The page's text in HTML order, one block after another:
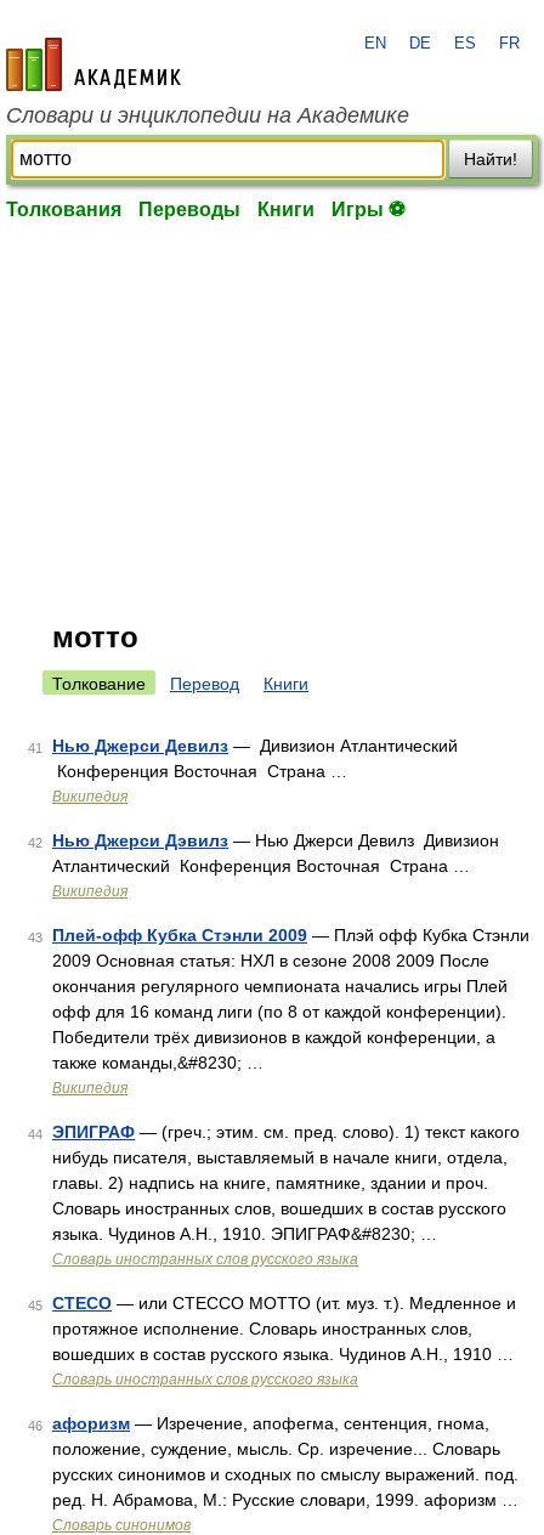
academic.ru
EN DE ES FR
Словари и энциклопедии на Академике
Найти!
Толкования Переводы Книги Игры ⚽
мотто
Толкование Перевод Книги
41 Нью Джерси Девилз — Дивизион Атлантический
Конференция Восточная Страна …
Википедия
42 Нью Джерси Дэвилз — Нью Джерси Девилз Дивизион
Атлантический Конференция Восточная Страна …
Википедия
43 Плей-офф Кубка Стэнли 2009 — Плэй офф Кубка Стэнли
2009 Основная статья: НХЛ в сезоне 2008 2009 После
окончания регулярного чемпионата начались игры Плей
офф для 16 команд лиги (по 8 от каждой конференции).
Победители трёх дивизионов в каждой конференции, а
также команды,&#8230; …
Википедия
44 ЭПИГРАФ — (греч.; этим. см. пред. слово). 1) текст какого
нибудь писателя, выставляемый в начале книги, отдела,
главы. 2) надпись на книге, памятнике, здании и проч.
Словарь иностранных слов, вошедших в состав русского
языка. Чудинов А.Н., 1910. ЭПИГРАФ&#8230; …
Словарь иностранных слов русского языка
45 СТЕСО — или СТЕССО МОТТО (ит. муз. т.). Медленное и
протяжное исполнение. Словарь иностранных слов,
вошедших в состав русского языка. Чудинов А.Н., 1910 …
Словарь иностранных слов русского языка
46 афоризм — Изречение, апофегма, сентенция, гнома,
положение, суждение, мысль. Ср. изречение... Словарь
русских синонимов и сходных по смыслу выражений. под.
ред. Н. Абрамова, М.: Русские словари, 1999. афоризм …
Словарь синонимов